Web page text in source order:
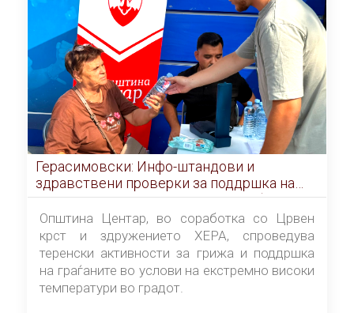
Герасимовски: Инфо-штандови и
здравствени проверки за поддршка на
граѓаните во услови на топлотен бран
Општина Центар, во соработка со Црвен
крст и здружението ХЕРА, спроведува
теренски активности за грижа и поддршка
на граѓаните во услови на екстремно високи
температури во градот.